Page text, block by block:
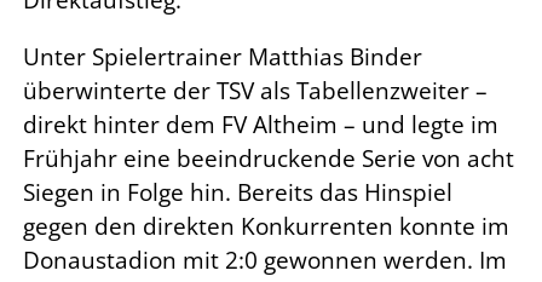
Unter Spielertrainer Matthias Binder
überwinterte der TSV als Tabellenzweiter –
direkt hinter dem FV Altheim – und legte im
Frühjahr eine beeindruckende Serie von acht
Siegen in Folge hin. Bereits das Hinspiel
gegen den direkten Konkurrenten konnte im
Donaustadion mit 2:0 gewonnen werden. Im